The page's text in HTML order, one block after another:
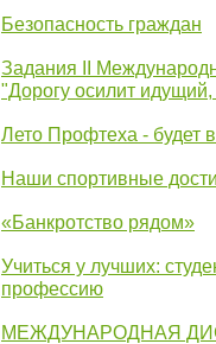
Безопасность граждан
Задания II
"Дорогу осилит
Лето Профтеха - будет
Наши спортивные
«Банкротство рядом»
Учиться у лучших:
профессию
МЕЖДУНАРОДНАЯ